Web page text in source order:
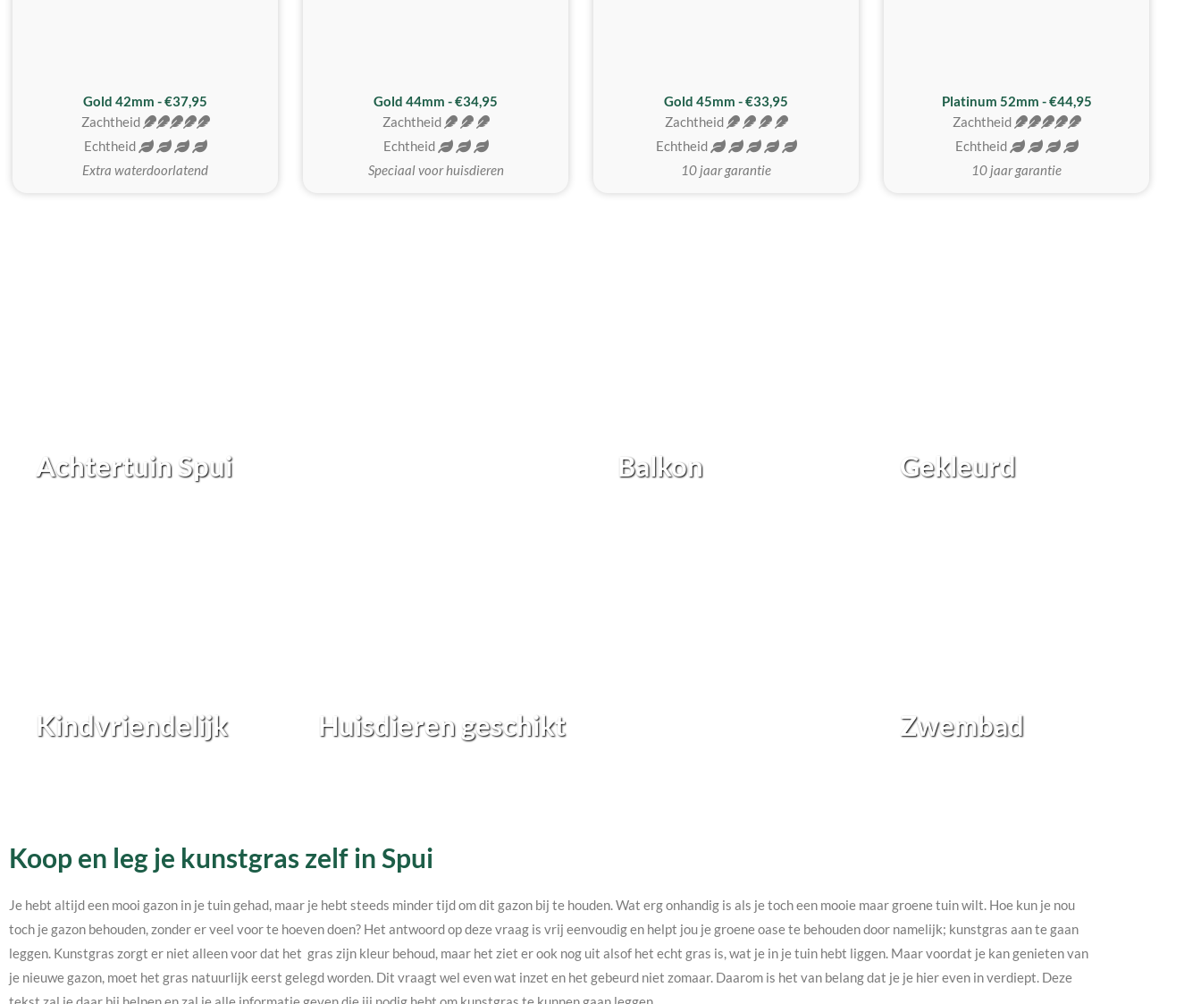
Gold 42mm - €37,95
Zachtheid
Echtheid
Extra waterdoorlatend
Gold 44mm - €34,95
Zachtheid
Echtheid
Speciaal voor huisdieren
Gold 45mm - €33,95
Zachtheid
Echtheid
10 jaar garantie
Platinum 52mm - €44,95
Zachtheid
Echtheid
10 jaar garantie
Achtertuin Spui Balkon Gekleurd
Kindvriendelijk Huisdieren geschikt Zwembad
Koop en leg je kunstgras zelf in Spui
Je hebt altijd een mooi gazon in je tuin gehad, maar je hebt steeds minder tijd om dit gazon bij te houden. Wat erg onhandig is als je toch een mooie maar groene tuin wilt. Hoe kun je nou
toch je gazon behouden, zonder er veel voor te hoeven doen? Het antwoord op deze vraag is vrij eenvoudig en helpt jou je groene oase te behouden door namelijk; kunstgras aan te gaan
leggen. Kunstgras zorgt er niet alleen voor dat het gras zijn kleur behoud, maar het ziet er ook nog uit alsof het echt gras is, wat je in je tuin hebt liggen. Maar voordat je kan genieten van
je nieuwe gazon, moet het gras natuurlijk eerst gelegd worden. Dit vraagt wel even wat inzet en het gebeurd niet zomaar. Daarom is het van belang dat je je hier even in verdiept. Deze